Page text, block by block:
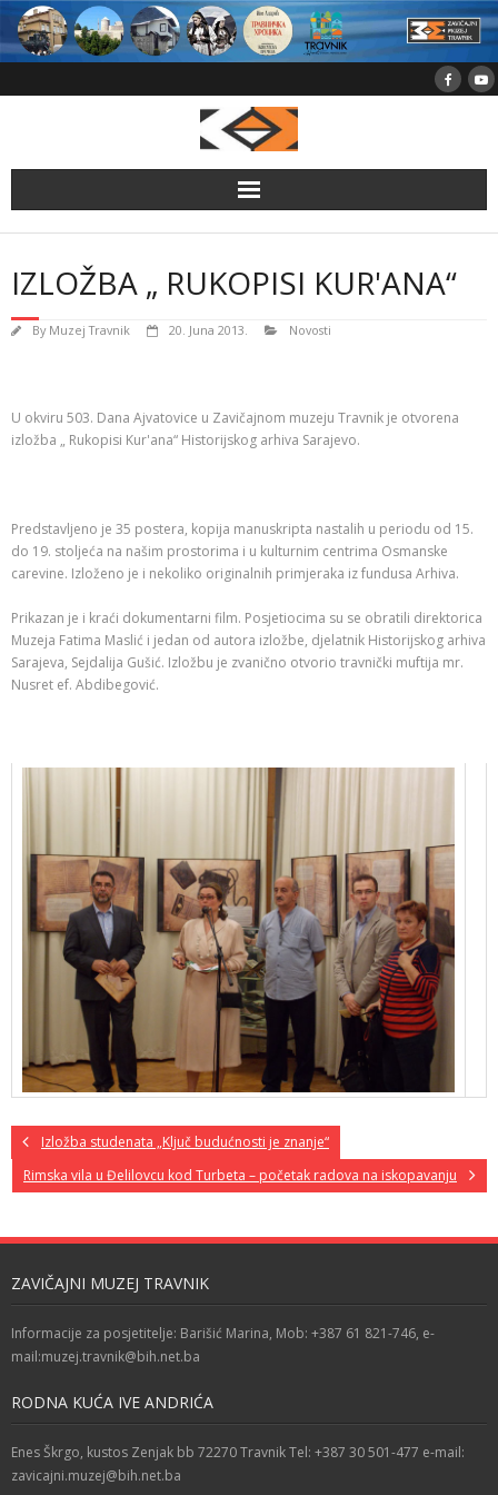
Skip
content
IZLOŽBA „ RUKOPISI KUR'ANA“
By Muzej Travnik 20. Juna 2013. Novosti
U okviru 503. Dana Ajvatovice u Zavičajnom muzeju Travnik je otvorena
izložba „ Rukopisi Kur'ana“ Historijskog arhiva Sarajevo.
Predstavljeno je 35 postera, kopija manuskripta nastalih u periodu od 15.
do 19. stoljeća na našim prostorima i u kulturnim centrima Osmanske
carevine. Izloženo je i nekoliko originalnih primjeraka iz fundusa Arhiva.
Prikazan je i kraći dokumentarni film. Posjetiocima su se obratili direktorica
Muzeja Fatima Maslić i jedan od autora izložbe, djelatnik Historijskog arhiva
Sarajeva, Sejdalija Gušić. Izložbu je zvanično otvorio travnički muftija mr.
Nusret ef. Abdibegović.
Izložba studenata „Ključ budućnosti je znanje“
Rimska vila u Đelilovcu kod Turbeta – početak radova na iskopavanju
ZAVIČAJNI MUZEJ TRAVNIK
Informacije za posjetitelje: Barišić Marina, Mob: +387 61 821-746, e-
mail:muzej.travnik@bih.net.ba
RODNA KUĆA IVE ANDRIĆA
Enes Škrgo, kustos Zenjak bb 72270 Travnik Tel: +387 30 501-477 e-mail:
zavicajni.muzej@bih.net.ba